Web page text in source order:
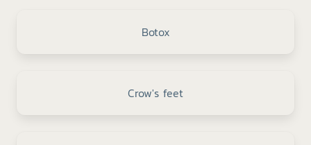
Botox
Crow's feet